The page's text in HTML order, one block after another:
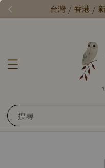
每月15號，小確
搜尋